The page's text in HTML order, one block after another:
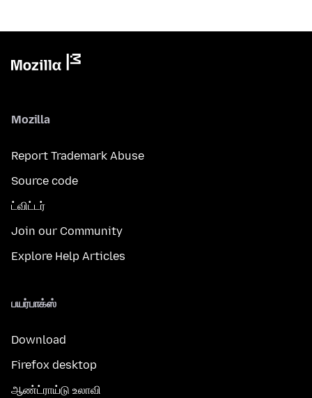
Mozilla
Report Trademark Abuse
Source code
ட்விட்டர்
Join our Community
Explore Help Articles
பயர்பாக்ஸ்
Download
Firefox desktop
ஆண்ட்ராய்டு உலாவி